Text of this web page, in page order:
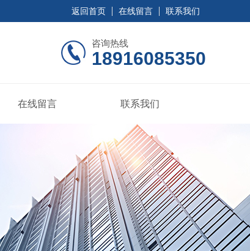
返回首页 在线留言 联系我们
咨询热线
18916085350
在线留言 联系我们